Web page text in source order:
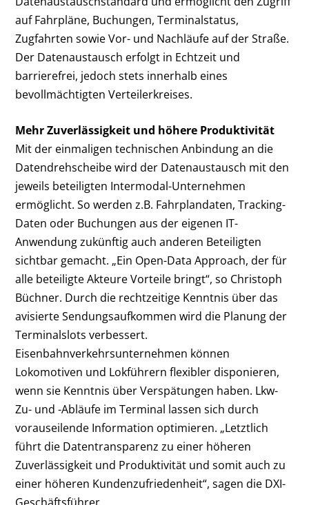
auf Fahrpläne, Buchungen, Terminalstatus,
Zugfahrten sowie Vor- und Nachläufe auf der Straße.
Der Datenaustausch erfolgt in Echtzeit und
barrierefrei, jedoch stets innerhalb eines
bevollmächtigten Verteilerkreises.
Mehr Zuverlässigkeit und höhere Produktivität
Mit der einmaligen technischen Anbindung an die
Datendrehscheibe wird der Datenaustausch mit den
jeweils beteiligten Intermodal-Unternehmen
ermöglicht. So werden z.B. Fahrplandaten, Tracking-
Daten oder Buchungen aus der eigenen IT-
Anwendung zukünftig auch anderen Beteiligten
sichtbar gemacht. „Ein Open-Data Approach, der für
alle beteiligte Akteure Vorteile bringt“, so Christoph
Büchner. Durch die rechtzeitige Kenntnis über das
avisierte Sendungsaufkommen wird die Planung der
Terminalslots verbessert.
Eisenbahnverkehrsunternehmen können
Lokomotiven und Lokführern flexibler disponieren,
wenn sie Kenntnis über Verspätungen haben. Lkw-
Zu- und -Abläufe im Terminal lassen sich durch
vorauseilende Information optimieren. „Letztlich
führt die Datentransparenz zu einer höheren
Zuverlässigkeit und Produktivität und somit auch zu
einer höheren Kundenzufriedenheit“, sagen die DXI-